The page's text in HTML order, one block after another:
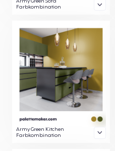
Farbkombination
Army Green Kitchen
Farbkombination